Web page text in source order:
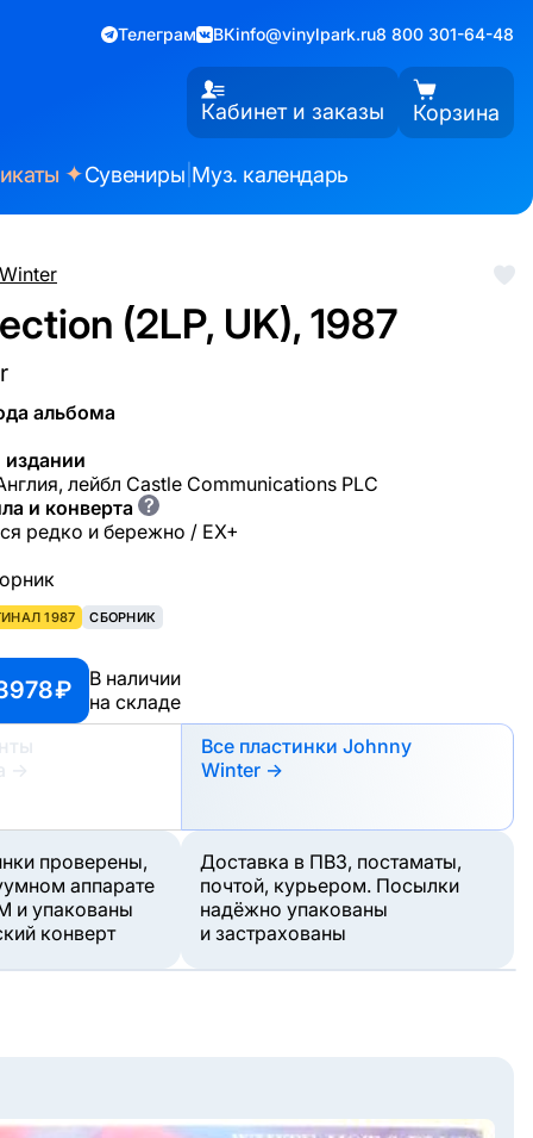
Телеграм ВКinfo@vinylpark.ru8 800 301-64-48
Кабинет и заказы Корзина
✦Сувениры Муз. календарь
(2LP, UK), 1987
альбома
лейбл Castle Communications PLC
и конверта ?
редко и бережно / EX+
1987 СБОРНИК
₽
В наличии
на складе
→
Все пластинки Johnny
Winter →
проверены,
аппарате
и упакованы
конверт
Доставка в ПВЗ, постаматы,
почтой, курьером. Посылки
надёжно упакованы
и застрахованы